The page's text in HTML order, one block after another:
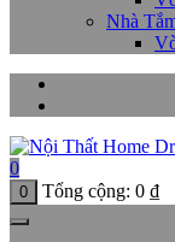
Nhà
0
0 Tổng cộng: 0 ₫